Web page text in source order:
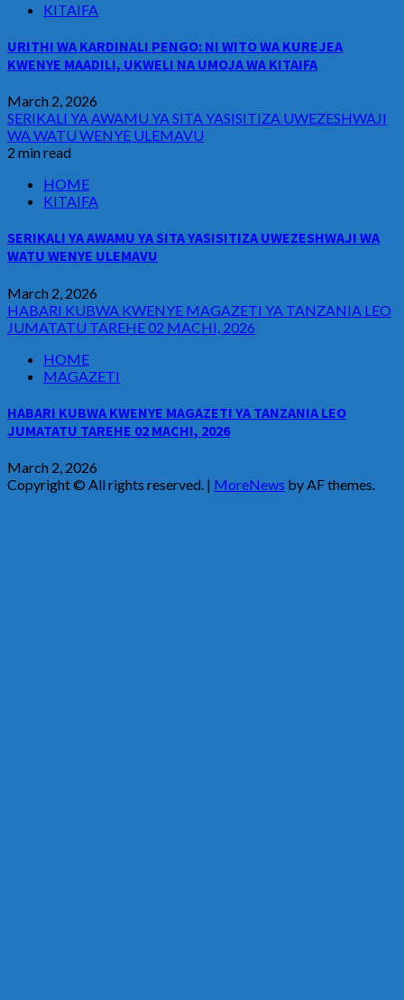
KITAIFA
URITHI WA KARDINALI PENGO: NI WITO WA KUREJEA
KWENYE MAADILI, UKWELI NA UMOJA WA KITAIFA
March 2, 2026
SERIKALI YA AWAMU YA SITA YASISITIZA UWEZESHWAJI
WA WATU WENYE ULEMAVU
2 min read
HOME
KITAIFA
SERIKALI YA AWAMU YA SITA YASISITIZA UWEZESHWAJI WA
WATU WENYE ULEMAVU
March 2, 2026
HABARI KUBWA KWENYE MAGAZETI YA TANZANIA LEO
JUMATATU TAREHE 02 MACHI, 2026
HOME
MAGAZETI
HABARI KUBWA KWENYE MAGAZETI YA TANZANIA LEO
JUMATATU TAREHE 02 MACHI, 2026
March 2, 2026
Copyright © All rights reserved. | MoreNews by AF themes.